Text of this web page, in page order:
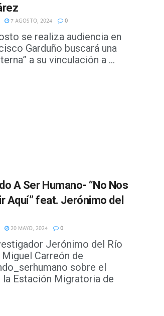
7 AGOSTO, 2024 0
se realiza audiencia en
Garduño buscará una
a su vinculación a ...
A Ser Humano- “No Nos
Aquí” feat. Jerónimo del
20 MAYO, 2024 0
Jerónimo del Río
Carreón de
sobre el
la Estación Migratoria de